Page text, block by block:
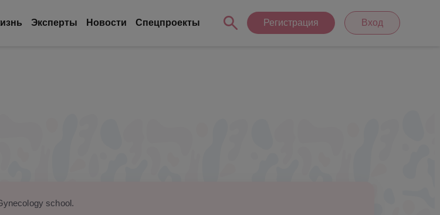
Эксперты Новости Спецпроекты Регистрация Вход
school.